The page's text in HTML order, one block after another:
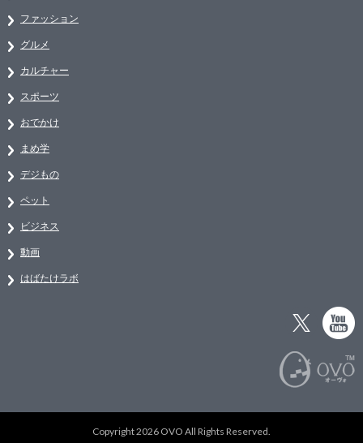
ファッション
グルメ
カルチャー
スポーツ
おでかけ
まめ学
デジもの
ペット
ビジネス
動画
はばたけラボ
Copyright 2026 OVO All Rights Reserved.